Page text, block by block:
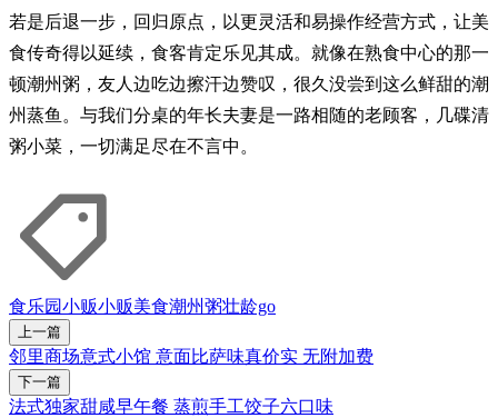
若是后退一步，回归原点，以更灵活和易操作经营方式，让美
食传奇得以延续，食客肯定乐见其成。就像在熟食中心的那一
顿潮州粥，友人边吃边擦汗边赞叹，很久没尝到这么鲜甜的潮
州蒸鱼。与我们分桌的年长夫妻是一路相随的老顾客，几碟清
粥小菜，一切满足尽在不言中。
食乐园小贩小贩美食潮州粥壮龄go
上一篇
邻里商场意式小馆 意面比萨味真价实 无附加费
下一篇
法式独家甜咸早午餐 蒸煎手工饺子六口味